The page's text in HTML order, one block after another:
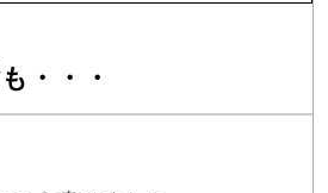
・・・